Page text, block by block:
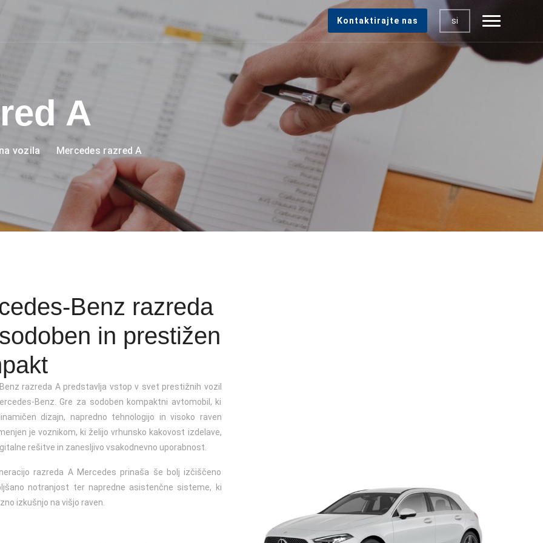
Kontaktirajte nas si
registrska)
A
vozila Mercedes razred A
Benz razreda
in prestižen
razreda A predstavlja vstop v svet prestižnih vozil
Benz. Gre za sodoben kompaktni avtomobil, ki
dizajn, napredno tehnologijo in visoko raven
je voznikom, ki želijo vrhunsko kakovost izdelave,
rešitve in zanesljivo vsakodnevno uporabnost.
razreda A Mercedes prinaša še bolj izčiščeno
notranjost ter napredne asistenčne sisteme, ki
izkušnjo na višjo raven.